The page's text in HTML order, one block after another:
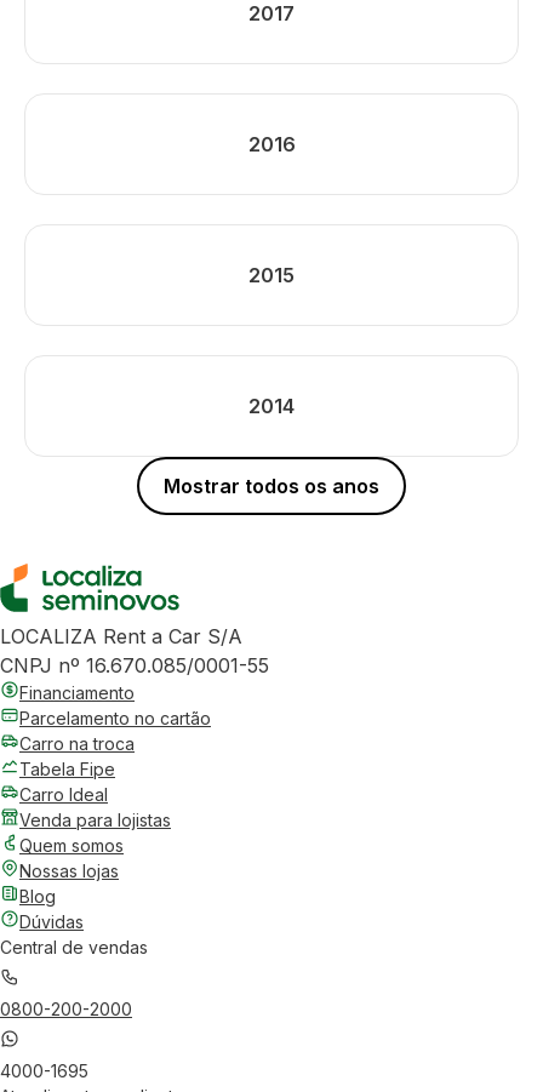
2017
2016
2015
2014
Mostrar todos os anos
LOCALIZA Rent a Car S/A
CNPJ nº 16.670.085/0001-55
Financiamento
Parcelamento no cartão
Carro na troca
Tabela Fipe
Carro Ideal
Venda para lojistas
Quem somos
Nossas lojas
Blog
Dúvidas
Central de vendas
0800-200-2000
4000-1695